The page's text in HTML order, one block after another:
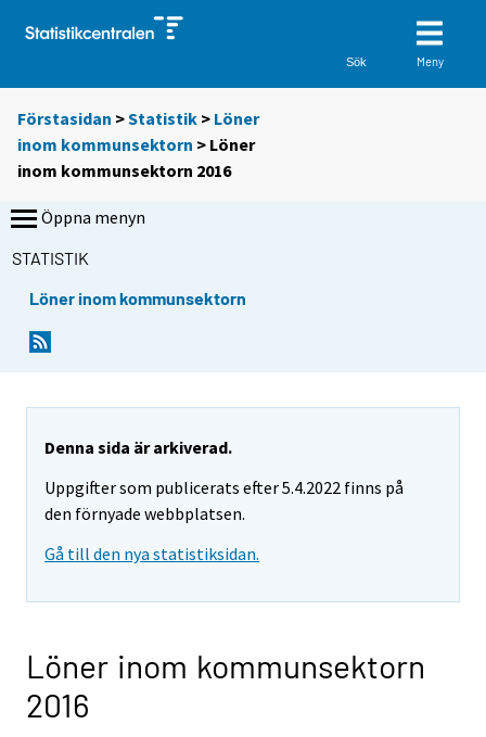
Sök Meny
Förstasidan >Statistik > Löner
inom kommunsektorn > Löner
inom kommunsektorn 2016
Öppna menyn
STATISTIK
Löner inom kommunsektorn
Denna sida är arkiverad.
Uppgifter som publicerats efter 5.4.2022 finns på
den förnyade webbplatsen.
Gå till den nya statistiksidan.
Löner inom kommunsektorn
2016